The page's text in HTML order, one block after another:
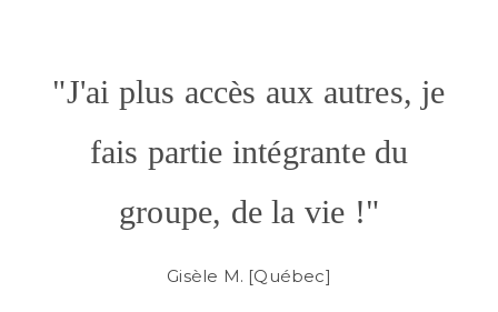
"J'ai plus accès aux autres, je
fais partie intégrante du
groupe, de la vie !"
Gisèle M. [Québec]